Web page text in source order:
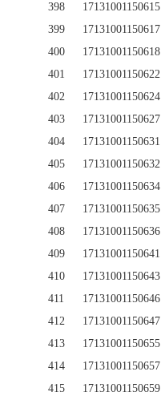
398
17131001150615
399
17131001150617
400
17131001150618
401
17131001150622
402
17131001150624
403
17131001150627
404
17131001150631
405
17131001150632
406
17131001150634
407
17131001150635
408
17131001150636
409
17131001150641
410
17131001150643
411
17131001150646
412
17131001150647
413
17131001150655
414
17131001150657
415
17131001150659